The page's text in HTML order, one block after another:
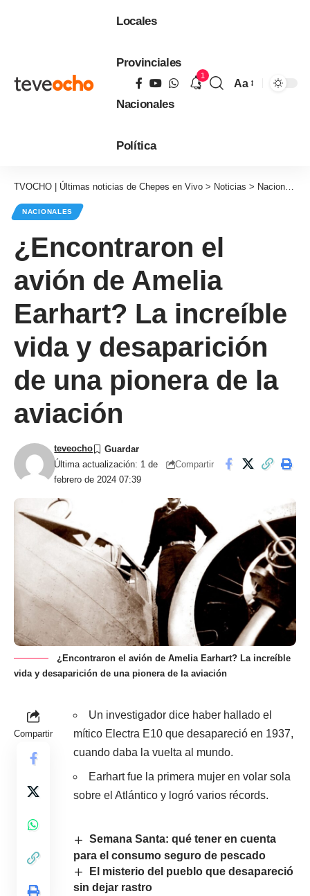
Locales
Provinciales
Nacionales
Política
1
Aa
TVOCHO | Últimas noticias de Chepes en Vivo > Noticias > Nacionales
NACIONALES
¿Encontraron el
avión de Amelia
Earhart? La increíble
vida y desaparición
de una pionera de la
aviación
Última actualización: 1 de
febrero de 2024 07:39
teveocho
Compartir
¿Encontraron el avión de Amelia Earhart? La increíble
vida y desaparición de una pionera de la aviación
Compartir
Un investigador dice haber hallado el
mítico Electra E10 que desapareció en 1937,
cuando daba la vuelta al mundo.
Earhart fue la primera mujer en volar sola
sobre el Atlántico y logró varios récords.
Semana Santa: qué tener en cuenta
para el consumo seguro de pescado
El misterio del pueblo que desapareció
sin dejar rastro